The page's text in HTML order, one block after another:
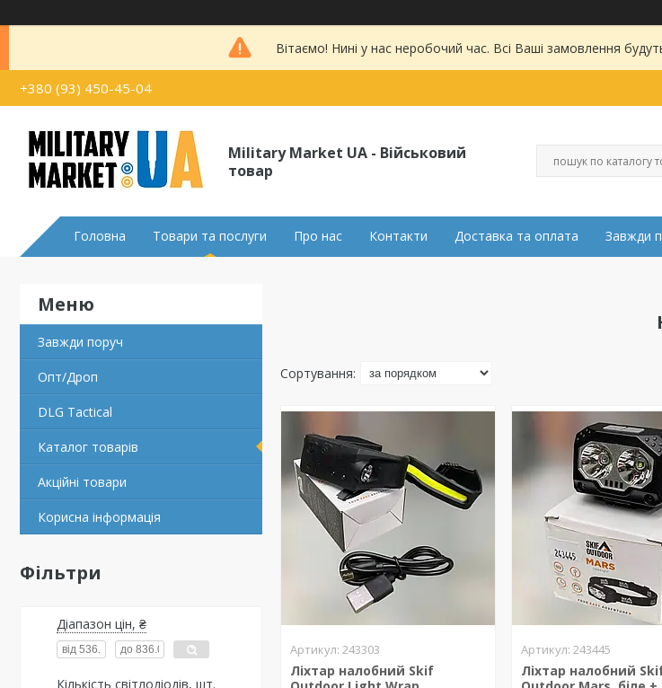
Вітаємо! Нині у нас неробочий час. Всі Ваші замовлення
+380 (93) 450-45-04
Military Market UA - Військовий
товар
Головна Товари та послуги Про нас Контакти Доставка та оплата Завжди
Завжди поруч
Опт/Дроп
DLG Tactical
Каталог товарів
Акційні товари
Корисна інформація
Фільтри
Діапазон цін, ₴
Кількість світлодіодів, шт.
243303
Ліхтар налобний Skif
243445
Ліхтар налобний